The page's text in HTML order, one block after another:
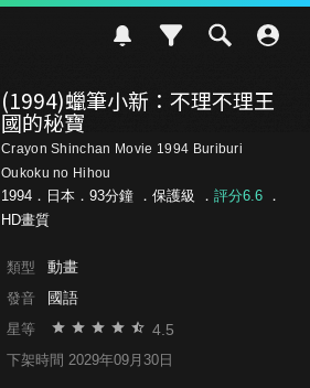
(1994)蠟筆小新：不理不理王
國的秘寶
Crayon Shinchan Movie 1994 Buriburi
Oukoku no Hihou
1994．日本．93分鐘 ． 保護級 ． 評分6.6．
HD畫質
類型 動畫
發音 國語
星等 4.5
下架時間 2029年09月30日